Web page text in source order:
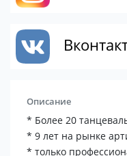
Описание
* Более 20
* 9 лет на рынке
* только